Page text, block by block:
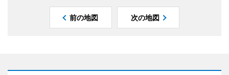
前の地図 次の地図